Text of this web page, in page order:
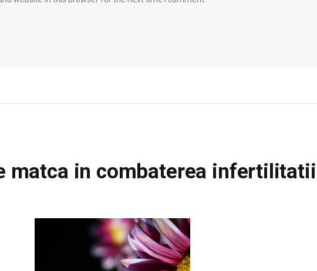
matca in combaterea infertilitatii